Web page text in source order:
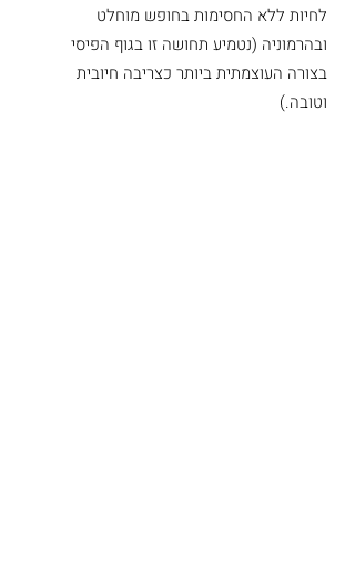
לחיות ללא החסימות בחופש מוחלט
ובהרמוניה (נטמיע תחושה זו בגוף הפיסי
בצורה העוצמתית ביותר כצריבה חיובית
וטובה.)